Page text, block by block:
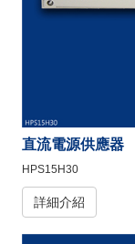
直流電源供應器
HPS15H30
詳細介紹